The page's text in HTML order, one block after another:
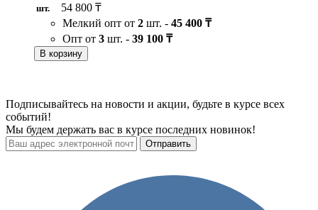
шт.
54 800 ₸
Мелкий опт от 2 шт. - 45 400 ₸
Опт от 3 шт. - 39 100 ₸
В корзину
Подписывайтесь на новости и акции, будьте в курсе всех
событий!
Мы будем держать вас в курсе последних новинок!